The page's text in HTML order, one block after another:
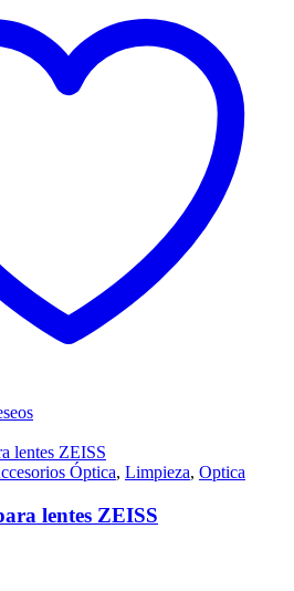
Óptica, Limpieza, Optica
lentes ZEISS